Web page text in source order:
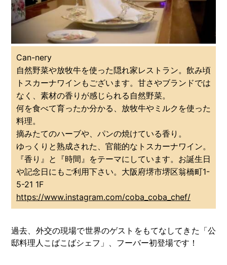
Can-nery
自然野菜や放牧牛を使った隠れ家レストラン。飲み頃
トスカーナワインもございます。 甘さやブランドでは
なく、素材の香りが感じられる自然野菜。
何を食べて育ったか分かる、放牧牛やミルクを使った
料理。
摘みたてのハーブや、パンの焼けている香り。
ゆっくりと熟成された、官能的なトスカーナワイン。
『香り』と『時間』をテーマにしています。 お誕生日
や記念日にもご利用下さい。 大阪府堺市堺区翁橋町1-
5-21 1F
https://www.instagram.com/coba_coba_chef/
過去、外交の現場で世界のゲストをもてなしてきた「公
邸料理人こばこばシェフ」、フーバー初登場です！